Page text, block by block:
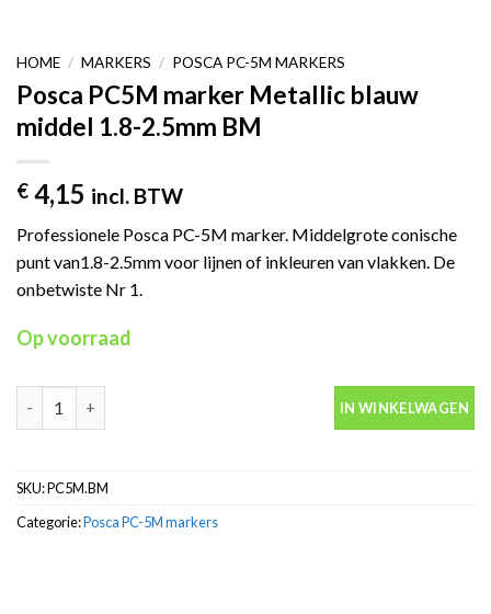
HOME / MARKERS / POSCA PC-5M MARKERS
Posca PC5M marker Metallic blauw
middel 1.8-2.5mm BM
€ 4,15 incl. BTW
Professionele Posca PC-5M marker. Middelgrote conische
punt van1.8-2.5mm voor lijnen of inkleuren van vlakken. De
onbetwiste Nr 1.
Op voorraad
IN WINKELWAGEN
SKU:PC5M.BM
Categorie:Posca PC-5M markers